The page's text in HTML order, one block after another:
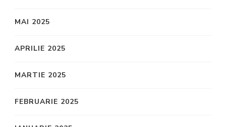
MAI 2025
APRILIE 2025
MARTIE 2025
FEBRUARIE 2025